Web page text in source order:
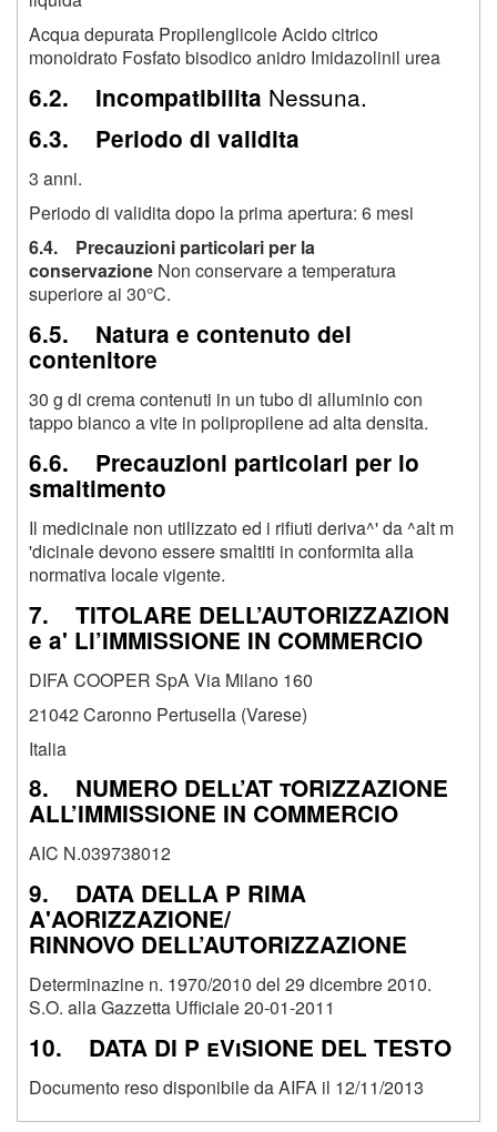
Acqua depurata Propilenglicole Acido citrico
monoidrato Fosfato bisodico anidro Imidazolinil urea
6.2. Incompatibilita Nessuna.
6.3. Periodo di validita
3 anni.
Periodo di validita dopo la prima apertura: 6 mesi
6.4. Precauzioni particolari per la
conservazione Non conservare a temperatura
superiore ai 30°C.
6.5. Natura e contenuto del
contenitore
30 g di crema contenuti in un tubo di alluminio con
tappo bianco a vite in polipropilene ad alta densita.
6.6. Precauzioni particolari per lo
smaltimento
Il medicinale non utilizzato ed i rifiuti deriva^' da ^alt m
'dicinale devono essere smaltiti in conformita alla
normativa locale vigente.
7. TITOLARE DELL’AUTORIZZAZiON
e a' Ll’IMMISSIONE IN COMMERCIO
DIFA COOPER SpA Via Milano 160
21042 Caronno Pertusella (Varese)
Italia
8. NUMERO DELl’AT tORIZZAZIONE
ALL’IMMISSIONE IN COMMERCIO
AIC N.039738012
9. DATA DELLA P RIMA
A'AORIZZAZIONE/
RINNOVO DELL’AUTORIZZAZIONE
Determinazine n. 1970/2010 del 29 dicembre 2010.
S.O. alla Gazzetta Ufficiale 20-01-2011
10. DATA DI P eViSIONE DEL TESTO
Documento reso disponibile da AIFA il 12/11/2013